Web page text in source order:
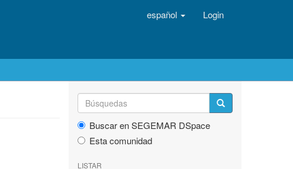
español Login
Buscar en SEGEMAR DSpace
Esta comunidad
LISTAR